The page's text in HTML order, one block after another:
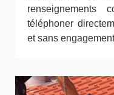
renseignements
téléphoner
et sans